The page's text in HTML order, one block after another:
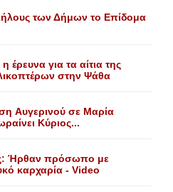
των Δήμων το Eπίδομα
έρευνα για τα αίτια της
στην Ψάθα
Aυγερινού σε Mαρία
Kύριος...
Ήρθαν πρόσωπο με
καρχαρία - Video